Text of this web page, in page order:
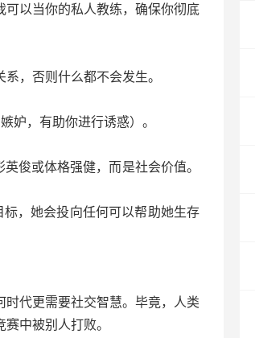
以当你的私人教练，确保你彻底
，否则什么都不会发生。
妒，有助你进行诱惑）。
俊或体格强健，而是社会价值。
，她会投向任何可以帮助她生存
代更需要社交智慧。毕竟，人类
中被别人打败。